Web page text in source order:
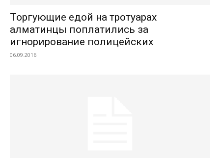
Торгующие едой на тротуарах
алматинцы поплатились за
игнорирование полицейских
06.09.2016